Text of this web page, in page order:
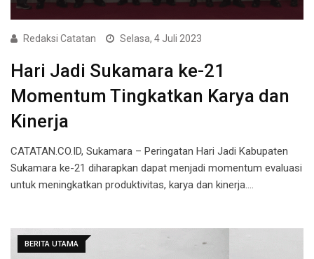
Redaksi Catatan Selasa, 4 Juli 2023
Hari Jadi Sukamara ke-21
Momentum Tingkatkan Karya dan
Kinerja
CATATAN.CO.ID, Sukamara – Peringatan Hari Jadi Kabupaten
Sukamara ke-21 diharapkan dapat menjadi momentum evaluasi
untuk meningkatkan produktivitas, karya dan kinerja.…
BERITA UTAMA